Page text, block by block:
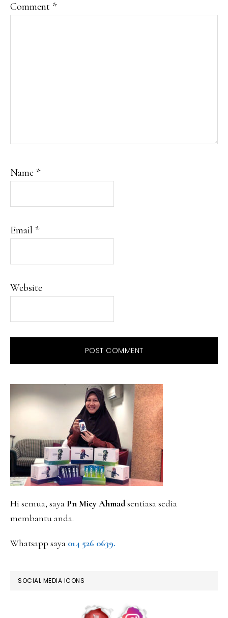
Comment *
Name *
Email *
Website
PRIMARY
SIDEBAR
Hi semua, saya Pn Miey Ahmadsentiasa sedia
membantu anda.
Whatsapp saya 014 526 0639.
SOCIAL MEDIA ICONS